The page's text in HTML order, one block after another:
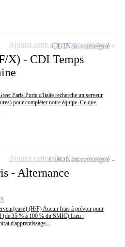
X) - CDI Temps
Paris Porte d'Italie recherche un serveur
pour compléter notre équipe. Ce que
CDINon renseigné
Ajouter cette offre à ma sélection
- Alternance
(H/F) Aucun frais à prévoir pour
(de 35 % à 100 % du SMIC) Lieu :
d'apprentissage...
CDDNon renseigné
Ajouter cette offre à ma sélection